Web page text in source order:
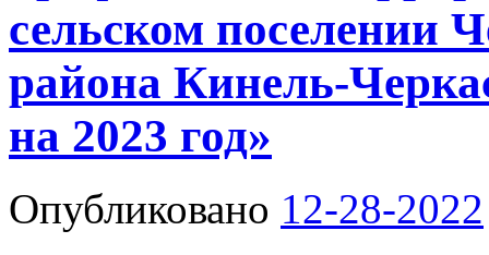
сельском поселении
района Кинель-
на 2023 год»
Опубликовано 12-28-2022